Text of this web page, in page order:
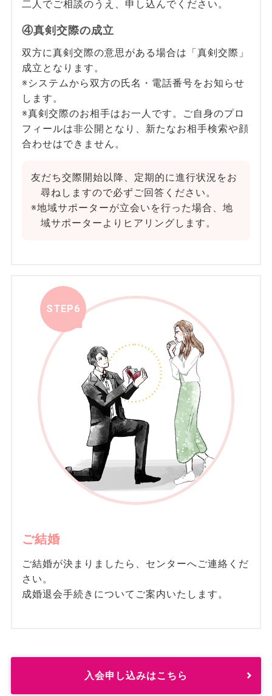
二人でご相談のうえ、申し込んでください。
④真剣交際の成立
双方に真剣交際の意思がある場合は「真剣交際」
成立となります。
※システムから双方の氏名・電話番号をお知らせ
します。
※真剣交際のお相手はお一人です。ご自身のプロ
フィールは非公開となり、新たなお相手検索や顔
合わせはできません。
友だち交際開始以降、定期的に進行状況をお
尋ねしますので必ずご回答ください。
※地域サポーターが立会いを行った場合、地
域サポーターよりヒアリングします。
STEP6
ご結婚
ご結婚が決まりましたら、センターへご連絡くだ
さい。
成婚退会手続きについてご案内いたします。
入会申し込みはこちら